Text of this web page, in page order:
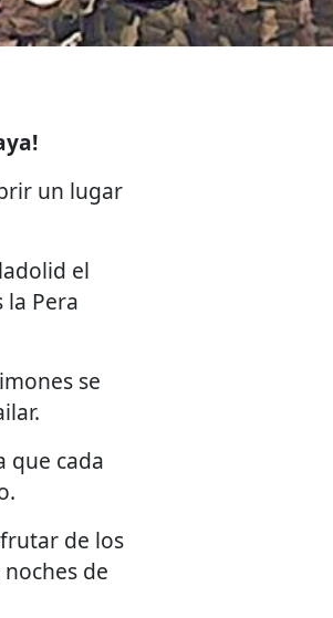
un lugar
el
Pera
se
que cada
de los
de